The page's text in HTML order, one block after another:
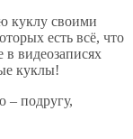
куклу своими
есть всё, что
видеозаписях
куклы!
– подругу,